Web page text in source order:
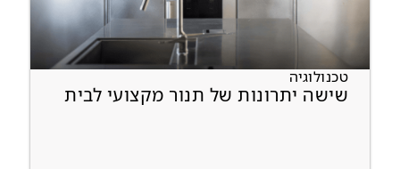
טכנולוגיה
שישה יתרונות של תנור מקצועי לבית